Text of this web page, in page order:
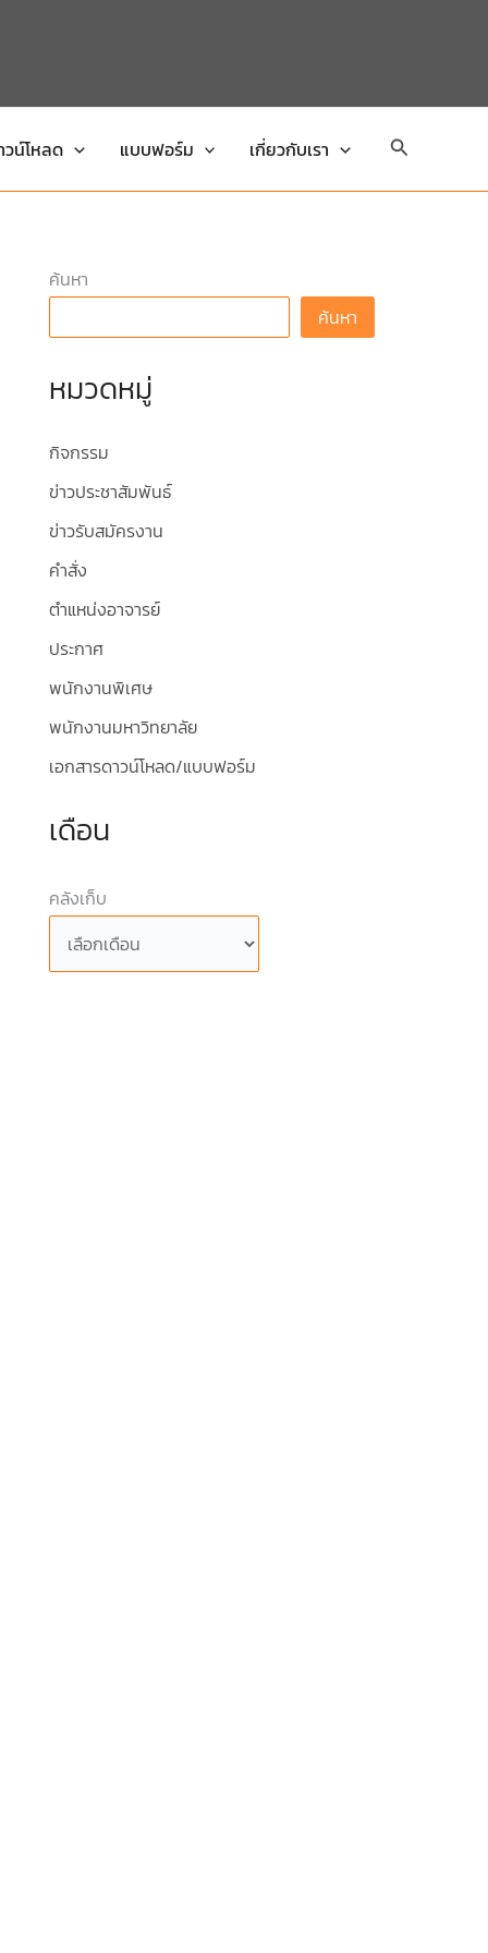
วน์โหลด แบบฟอร์ม เกี่ยวกับเรา Search
ค้นหา
ค้นหา
หมวดหมู่
กิจกรรม
ข่าวประชาสัมพันธ์
ข่าวรับสมัครงาน
คำสั่ง
ตำแหน่งอาจารย์
ประกาศ
พนักงานพิเศษ
พนักงานมหาวิทยาลัย
เอกสารดาวน์โหลด/แบบฟอร์ม
เดือน
คลังเก็บ